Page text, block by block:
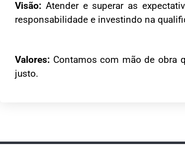
Visão: Atender e superar as
responsabilidade e investindo na
Valores: Contamos com mão de obra
justo.